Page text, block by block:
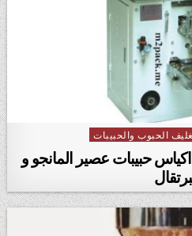
الحبوب والحبيبات
اكياس حبيبات عصير المانجو و